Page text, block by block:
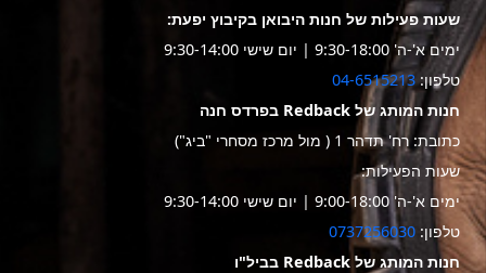
שעות פעילות של חנות היבואן בקיבוץ יפעת:
ימים א'-ה' 9:30-18:00 | יום שישי 9:30-14:00
טלפון: 04-6515213
חנות המותג של Redback בפרדס חנה
כתובת: רח' תדהר 1 ( מול מרכז מסחרי "ביג")
שעות הפעילות:
ימים א'-ה' 9:00-18:00 | יום שישי 9:30-14:00
טלפון: 0737256030
חנות המותג של Redback בביל"ו